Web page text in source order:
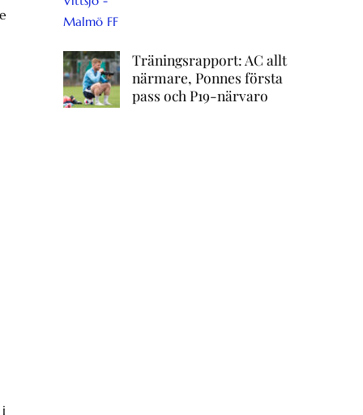
Träningsrapport: AC allt
närmare, Ponnes första
pass och P19-närvaro